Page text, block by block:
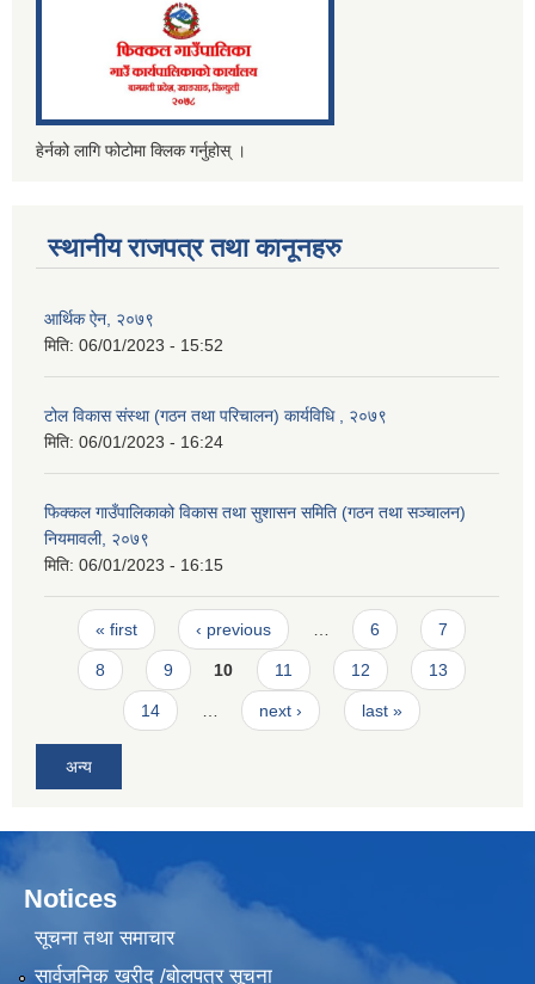
हेर्नको लागि फोटोमा क्लिक गर्नुहोस् ।
स्थानीय राजपत्र तथा कानूनहरु
आर्थिक ऐन, २०७९
मिति: 06/01/2023 - 15:52
टोल विकास संस्था (गठन तथा परिचालन) कार्यविधि , २०७९
मिति: 06/01/2023 - 16:24
फिक्कल गाउँपालिकाको विकास तथा सुशासन समिति (गठन तथा सञ्चालन)
नियमावली, २०७९
मिति: 06/01/2023 - 16:15
Pages
« first ‹ previous … 6 7
8 9 10 11 12 13
14 … next › last »
अन्य
Notices
सूचना तथा समाचार
सार्वजनिक खरीद /बोलपत्र सूचना